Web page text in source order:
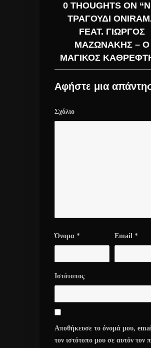
0 THOUGHTS ON
ΤΡΑΓΟΎΔΙ
FEAT. ΓΙΏΡΓΟΣ
ΜΑΖΩΝΆΚΗΣ – Ο
ΜΑΓΙΚΌΣ
Αφήστε μια
Σχόλιο
Όνομα * Email *
Ιστότοπος
Αποθήκευσε το όνομά μου,
τον ιστότοπο μου σε αυτόν τον